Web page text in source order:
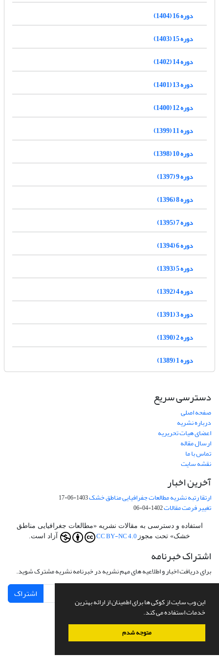
این وب سایت از کوکی ها برای اطمینان از ارائه بهترین
خدمات استفاده می کند.
متوجه شدم
دوره 16 (1404)
دوره 15 (1403)
دوره 14 (1402)
دوره 13 (1401)
دوره 12 (1400)
دوره 11 (1399)
دوره 10 (1398)
دوره 9 (1397)
دوره 8 (1396)
دوره 7 (1395)
دوره 6 (1394)
دوره 5 (1393)
دوره 4 (1392)
دوره 3 (1391)
دوره 2 (1390)
دوره 1 (1389)
دسترسی سریع
صفحه اصلی
درباره نشریه
اعضای هیات تحریریه
ارسال مقاله
تماس با ما
نقشه سایت
آخرین اخبار
ارتقا رتبه نشریه مطالعات جفرافیایی مناطق خشک1403-06-17
تغییر فرمت مقالات1402-04-06
استفاده و دسترسی به مقالات نشریه «مطالعات جغرافیایی مناطق
خشک» تحت مجوز CC BY-NC 4.0 آزاد است.
اشتراک خبرنامه
برای دریافت اخبار و اطلاعیه های مهم نشریه در خبرنامه نشریه مشترک شوید.
اشتراک
سامانه مدیریت نشریات علمی.طراحی و پیاده سازی ازسیناوب